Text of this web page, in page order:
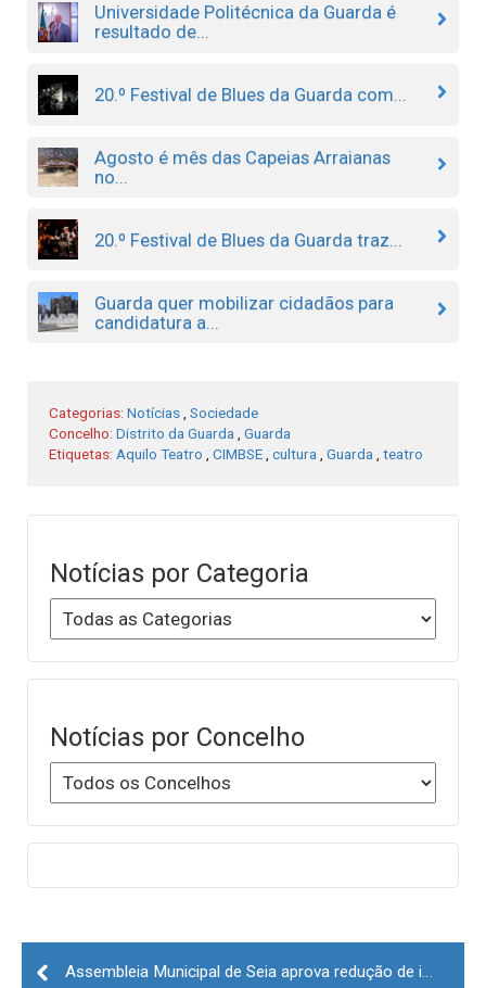
Universidade Politécnica da Guarda é
resultado de...
20.º Festival de Blues da Guarda com...
Agosto é mês das Capeias Arraianas
no...
20.º Festival de Blues da Guarda traz...
Guarda quer mobilizar cidadãos para
candidatura a...
Categorias: Notícias Sociedade
Concelho: Distrito da Guarda
Guarda
Etiquetas: Aquilo Teatro CIMBSE cultura Guarda teatro
Notícias por Categoria
Notícias por Concelho
Post
navigation
Assembleia Municipal de Seia aprova redução de impostos municipais para 2022